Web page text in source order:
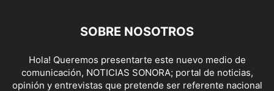
SOBRE NOSOTROS
Hola! Queremos presentarte este nuevo medio de
comunicación, NOTICIAS SONORA; portal de noticias,
opinión y entrevistas que pretende ser referente nacional